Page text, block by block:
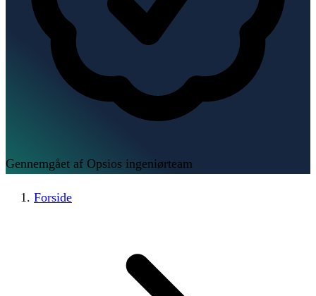
Gennemgået af Opsios ingeniørteam
Forside